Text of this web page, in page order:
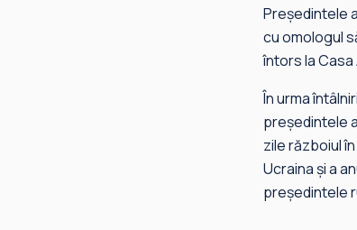
Președintele
cu omologul
întors la Casa
În urma
președintele
zile războiul
Ucraina și a
președintele